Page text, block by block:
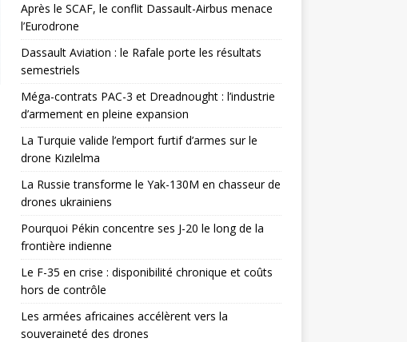
Après le SCAF, le conflit Dassault-Airbus menace
l’Eurodrone
Dassault Aviation : le Rafale porte les résultats
semestriels
Méga-contrats PAC-3 et Dreadnought : l’industrie
d’armement en pleine expansion
La Turquie valide l’emport furtif d’armes sur le
drone Kızılelma
La Russie transforme le Yak-130M en chasseur de
drones ukrainiens
Pourquoi Pékin concentre ses J-20 le long de la
frontière indienne
Le F-35 en crise : disponibilité chronique et coûts
hors de contrôle
Les armées africaines accélèrent vers la
souveraineté des drones